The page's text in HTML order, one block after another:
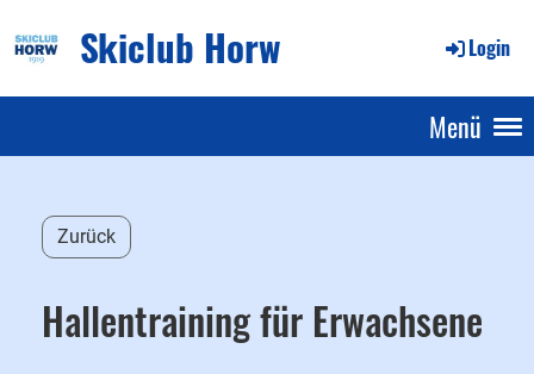
Skiclub Horw Login
Menü
Zurück
Hallentraining für Erwachsene